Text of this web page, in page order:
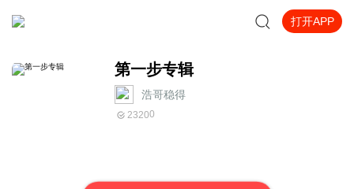
打开APP
第一步专辑
浩哥稳得
23200